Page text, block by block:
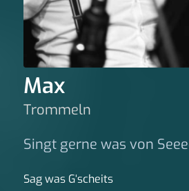
Max
Trommeln
Singt gerne was von
Sag was G‘scheits